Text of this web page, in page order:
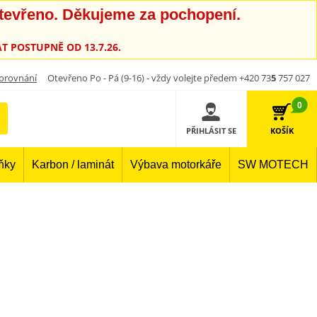
Děkujeme za pochopení.
POSTUPNĚ OD 13.7.26.
Otevřeno Po - Pá (9-16) - vždy volejte předem +420 735757 027
PŘIHLÁSIT SE
0
KOŠÍK
Karbon / laminát Výbava motorkáře SW MOTECH